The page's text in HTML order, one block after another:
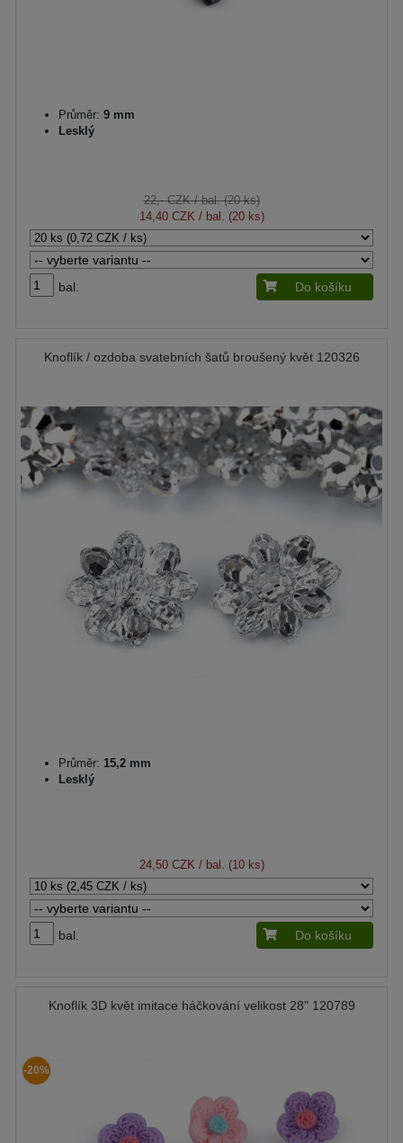
Průměr: 9 mm
Lesklý
22,- CZK/ bal. (20 ks)
14,40 CZK / bal. (20 ks)
bal. Do košíku
Knoflík / ozdoba svatebních šatů broušený květ 120326
Průměr: 15,2 mm
Lesklý
24,50 CZK / bal. (10 ks)
bal. Do košíku
Knoflík 3D květ imitace háčkování velikost 28" 120789
-20%